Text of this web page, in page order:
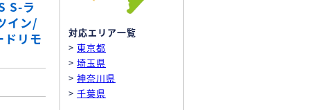
S-ラ
イン/
リモ
対応エリア一覧
> 東京都
> 埼玉県
> 神奈川県
> 千葉県